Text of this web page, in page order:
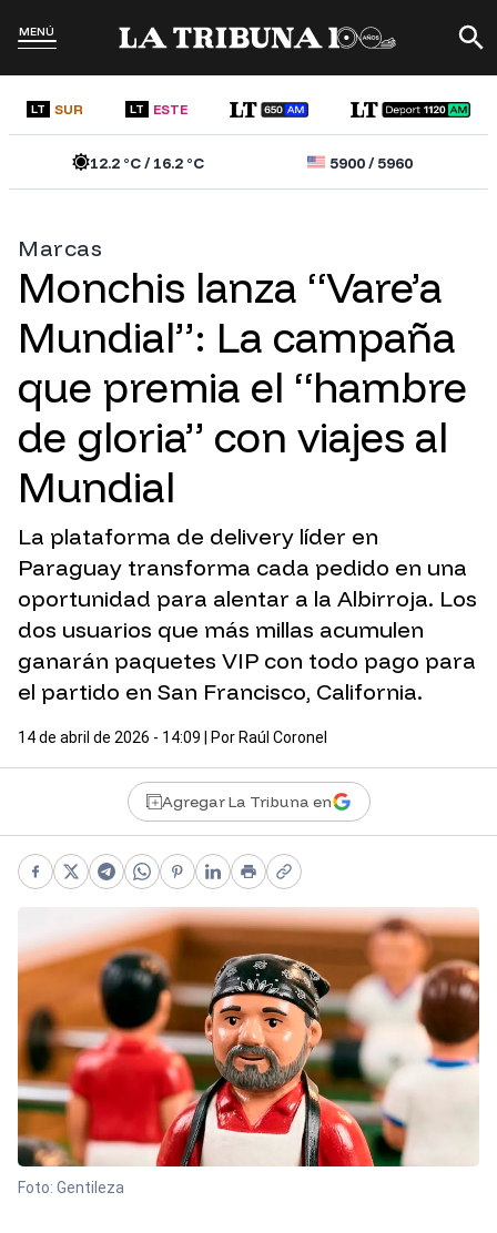
MENÚ
LT SUR LT ESTE
12.2°C /16.2°C 5900/5960
Marcas
Monchis lanza “Vare’a
Mundial”: La campaña
que premia el “hambre
de gloria” con viajes al
Mundial
La plataforma de delivery líder en
Paraguay transforma cada pedido en una
oportunidad para alentar a la Albirroja. Los
dos usuarios que más millas acumulen
ganarán paquetes VIP con todo pago para
el partido en San Francisco, California.
14 de abril de 2026 - 14:09 | Por Raúl Coronel
Agregar La Tribuna en
Facebook
X Telegram
WhatsApp
Pinterest
LinkedIn
PrintCopy link
Foto: Gentileza